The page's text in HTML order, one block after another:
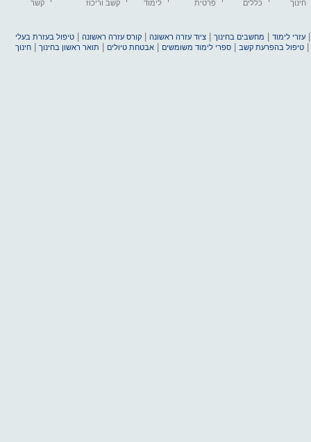
חינוך
כללים
פרטית
לימוד
קשב וריכוז
קשר
עזרי לימוד מחשבים בחינוך |ציוד עזרה ראשונה |קורס עזרה ראשונה |טיפול בעזרת בעלי
|טיפול בהפרעת קשב |ספרי לימוד משומשים |אבטחת טיולים תואר ראשון בחינוך |חינוך